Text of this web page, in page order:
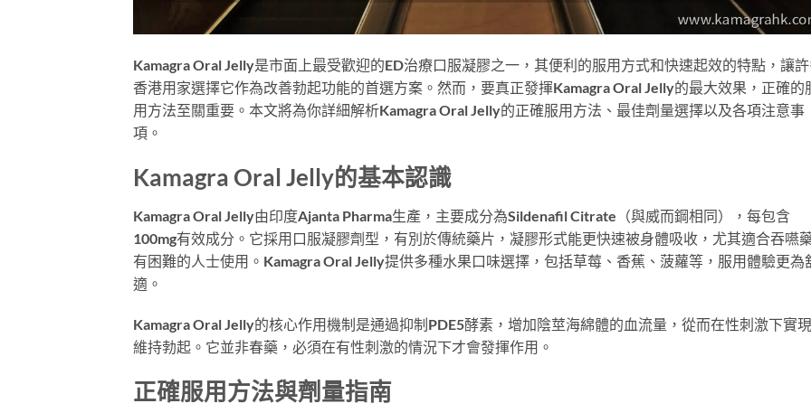
Kamagra Oral Jelly是市面上最受歡迎的ED治療口服凝膠之一，其便利的服用方式和快速起效的特點，讓
香港用家選擇它作為改善勃起功能的首選方案。然而，要真正發揮Kamagra Oral Jelly的最大效果，正確的
用方法至關重要。本文將為你詳細解析Kamagra Oral Jelly的正確服用方法、最佳劑量選擇以及各項注意事
項。
Kamagra Oral Jelly的基本認識
Kamagra Oral Jelly由印度Ajanta Pharma生產，主要成分為Sildenafil Citrate（與威而鋼相同），每包含
100mg有效成分。它採用口服凝膠劑型，有別於傳統藥片，凝膠形式能更快速被身體吸收，尤其適合吞嚥
有困難的人士使用。Kamagra Oral Jelly提供多種水果口味選擇，包括草莓、香蕉、菠蘿等，服用體驗更為
適。
Kamagra Oral Jelly的核心作用機制是通過抑制PDE5酵素，增加陰莖海綿體的血流量，從而在性刺激下實
維持勃起。它並非春藥，必須在有性刺激的情況下才會發揮作用。
正確服用方法與劑量指南